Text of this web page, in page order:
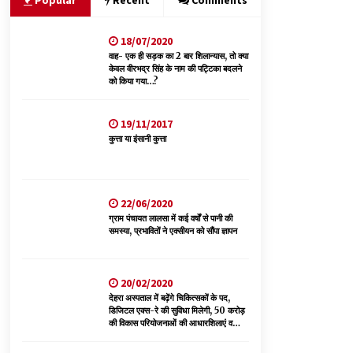
वन विभाग के एक हजार खिलाड़ी रामपुर में दिखाएंगे जौहर,
11 से 13 सितंबर तक आयोजित होगी 27वीं वार्षिक खेलकूद
प्रतियोगिता
07/08/2026
6 साल में पीएम नरेंद्र मोदी के विदेश दौरों पर 557 करोड़
खर्च, सरकार ने संसद में दी जानकारी
07/08/2026
परियोजनाओं को मिली बड़ी सौगात
06/08/2026
18/07/2020
वाह- एक ही सड़क का 2 बार शिलान्यास, तो क्या
केवल वीरभद्र सिंह के नाम की पट्टिका बदलने
को किया गया…?
19/11/2017
कुत्ता या इंसानी कुत्ता
22/06/2020
ग्राम पंचायत लालसा में कई वर्षों से पानी की
समस्या, प्रभावितों ने एक्सीयन को सौंपा ज्ञापन
20/02/2020
देहरा अस्पताल में बढ़ेंगे चिकित्सकों के पद,
डिजिटल एक्स-रे की सुविधा मिलेगी, 50 करोड़
की विकास परियोजनाओं की आधारशिलाएं व